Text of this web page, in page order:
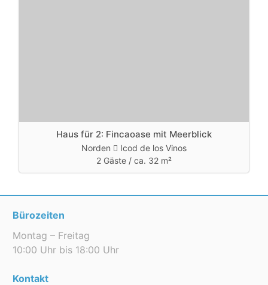
Haus für 2: Fincaoase mit Meerblick
Norden
Icod de los Vinos
2 Gäste / ca. 32 m²
Bürozeiten
Montag – Freitag
10:00 Uhr bis 18:00 Uhr
Kontakt